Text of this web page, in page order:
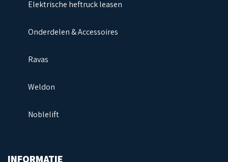
Elektrische heftruck leasen
Onderdelen & Accessoires
Ravas
Weldon
Noblelift
INFORMATIE